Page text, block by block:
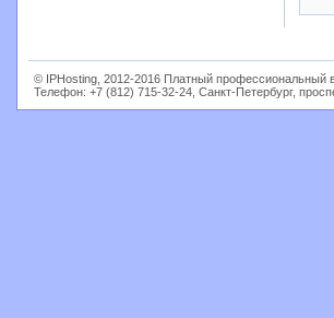
© IPHosting, 2012-2016 Платный профессиональный
Телефон: +7 (812) 715-32-24, Санкт-Петербург,